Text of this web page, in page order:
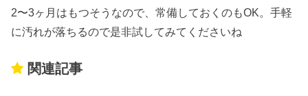
2〜3ヶ月はもつそうなので、常備しておくのもOK。手軽
に汚れが落ちるので是非試してみてくださいね
関連記事